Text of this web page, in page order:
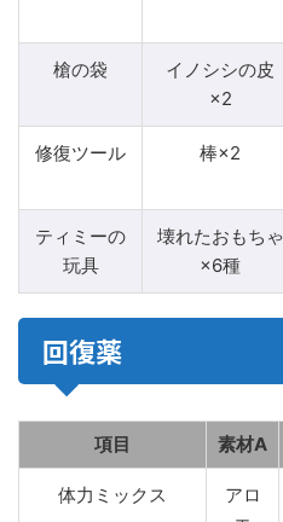
槍の袋
イノシシの皮
×2
修復ツール 棒×2
ティミーの
玩具
壊れたおもちゃ
×6種
回復薬
項目 素材A
体力ミックス
アロ